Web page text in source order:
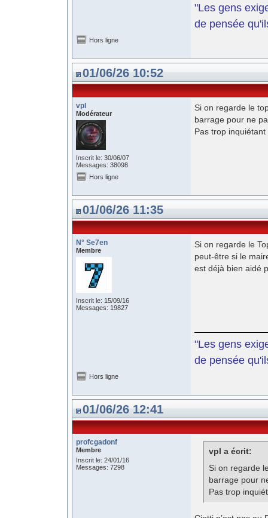
"Les gens
de pensée
Hors ligne
01/06/26 10:52
vpl
Modérateur
Inscrit le: 30/06/07
Messages: 38098
Si on regarde le
barrage pour ne
Pas trop
Hors ligne
01/06/26 11:35
N° Se7en
Membre
Inscrit le: 15/09/16
Messages: 19827
Si on regarde le
peut-être si le
est déjà bien aidé
"Les gens
de pensée
Hors ligne
01/06/26 12:41
profcgadonf
Membre
Inscrit le: 24/01/16
Messages: 7298
vpl a écrit:
Si on regarde
barrage pour
Pas trop